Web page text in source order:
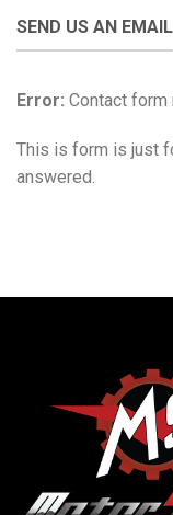
SEND US AN EMAIL
Error: Contact form
This is form is just
answered.